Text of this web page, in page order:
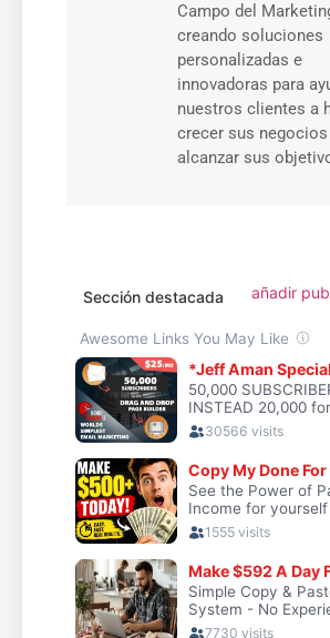
Campo del
creando soluciones
personalizadas e
innovadoras para
nuestros clientes a
crecer sus
alcanzar sus
Sección destacada añadir